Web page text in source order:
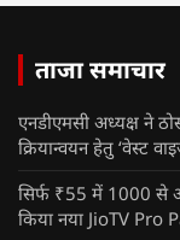
ताजा समाचार
एनडीएमसी अध्यक्ष ने
क्रियान्वयन हेतु ‘वेस्ट
सिर्फ ₹55 में 1000 से
किया नया JioTV Pro